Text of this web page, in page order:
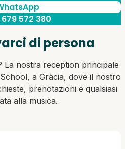
572 380
di persona
La nostra reception principale
a Gràcia, dove il nostro
prenotazioni e qualsiasi
alla musica.